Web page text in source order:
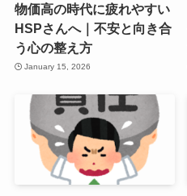
物価高の時代に疲れやすい
HSPさんへ｜不安と向き合
う心の整え方
January 15, 2026